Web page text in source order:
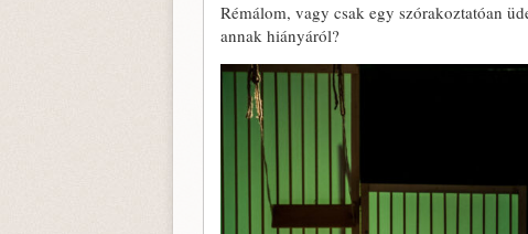
Rémálom, vagy csak egy szórakoztatóan
annak hiányáról?